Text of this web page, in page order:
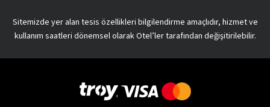
Sitemizde yer alan tesis özellikleri bilgilendirme amaçlıdır, hizmet ve
kullanım saatleri dönemsel olarak Otel’ler tarafından değişitirilebilir.